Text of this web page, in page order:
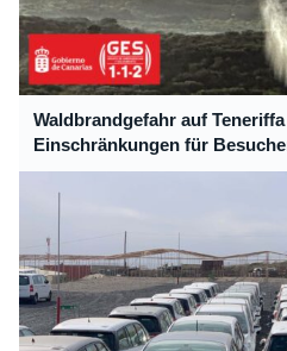
Waldbrandgefahr auf
Einschränkungen für